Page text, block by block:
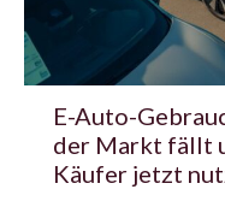
E-Auto-
der Markt fällt
Käufer jetzt